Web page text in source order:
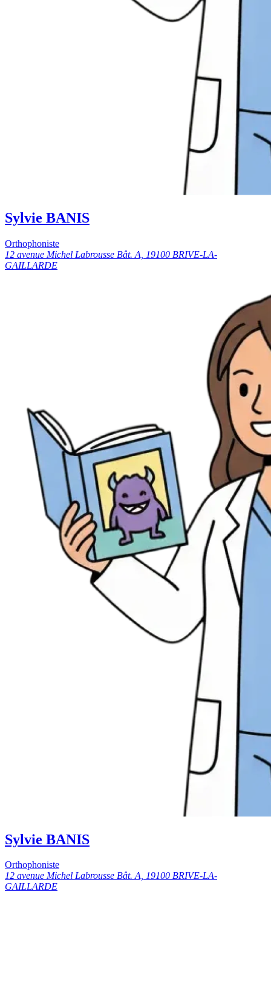
Sylvie BANIS
Orthophoniste
12 avenue Michel Labrousse Bât. A, 19100 BRIVE-LA-
GAILLARDE
Sylvie BANIS
Orthophoniste
12 avenue Michel Labrousse Bât. A, 19100 BRIVE-LA-
GAILLARDE